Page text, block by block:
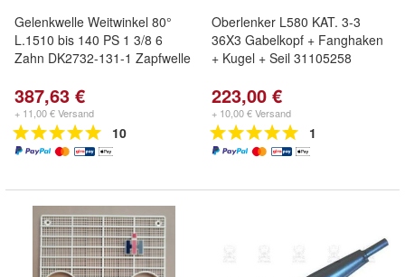
Gelenkwelle Weitwinkel 80°
L.1510 bis 140 PS 1 3/8 6
Zahn DK2732-131-1 Zapfwelle
387,63 €
+ 11,00 € Versand
10
Oberlenker L580 KAT. 3-3
36X3 Gabelkopf + Fanghaken
+ Kugel + Seil 31105258
223,00 €
+ 10,00 € Versand
1